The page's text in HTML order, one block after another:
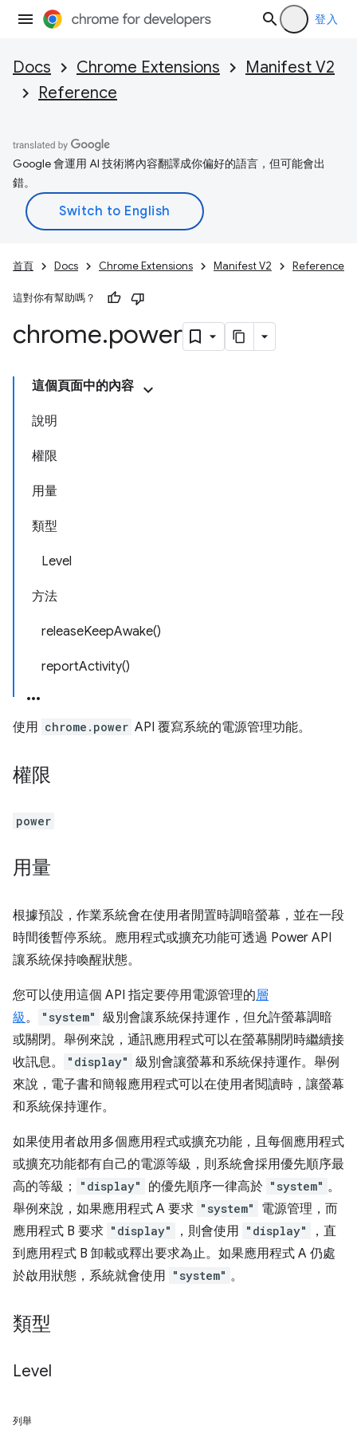
登入
Docs Chrome Extensions
Manifest V2
Reference
Google 會運用 AI 技術將內容翻譯成你偏好的語言，但可能會出
錯。
首頁 Docs Chrome Extensions Manifest V2 Reference
這對你有幫助嗎？
chrome.power
這個頁面中的內容
說明
權限
用量
類型
Level
方法
releaseKeepAwake()
reportActivity()
使用 chrome.power API 覆寫系統的電源管理功能。
權限
power
用量
根據預設，作業系統會在使用者閒置時調暗螢幕，並在一段
時間後暫停系統。應用程式或擴充功能可透過 Power API
讓系統保持喚醒狀態。
您可以使用這個 API 指定要停用電源管理的層
級。 "system" 級別會讓系統保持運作，但允許螢幕調暗
或關閉。舉例來說，通訊應用程式可以在螢幕關閉時繼續接
收訊息。
"display" 級別會讓螢幕和系統保持運作。舉例
來說，電子書和簡報應用程式可以在使用者閱讀時，讓螢幕
和系統保持運作。
如果使用者啟用多個應用程式或擴充功能，且每個應用程式
或擴充功能都有自己的電源等級，則系統會採用優先順序最
高的等級；
"display" 的優先順序一律高於 "system" 。
舉例來說，如果應用程式 A 要求 "system"
電源管理，而
應用程式 B 要求 "display" ，則會使用 "display"
，直
到應用程式 B 卸載或釋出要求為止。如果應用程式 A 仍處
於啟用狀態，系統就會使用 "system" 。
類型
Level
列舉